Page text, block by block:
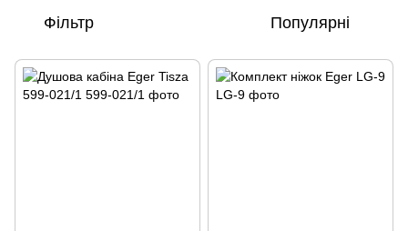
Фільтр Популярні